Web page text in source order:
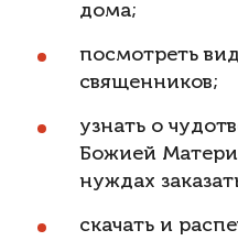
дома;
посмотреть
священников;
узнать о
Божией Матери
нуждах
скачать и